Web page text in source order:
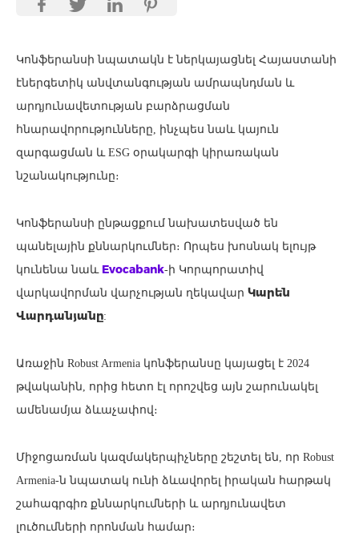
Կոնֆերանսի նպատակն է ներկայացնել Հայաստանի
էներգետիկ անվտանգության ամրապնդման և
արդյունավետության բարձրացման
հնարավորությունները, ինչպես նաև կայուն
զարգացման և ESG օրակարգի կիրառական
նշանակությունը։
Կոնֆերանսի ընթացքում նախատեսված են
պանելային քննարկումներ։ Որպես խոսնակ ելույթ
կունենա նաև Evocabank-ի Կորպորատիվ
վարկավորման վարչության ղեկավար Կարեն
Վարդանյանը:
Առաջին Robust Armenia կոնֆերանսը կայացել է 2024
թվականին, որից հետո էլ որոշվեց այն շարունակել
ամենամյա ձևաչափով։
Միջոցառման կազմակերպիչները շեշտել են, որ Robust
Armenia-ն նպատակ ունի ձևավորել իրական հարթակ
շահագրգիռ քննարկումների և արդյունավետ
լուծումների որոնման համար։